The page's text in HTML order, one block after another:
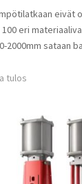
eivät
eri
2000mm sataan
tulos